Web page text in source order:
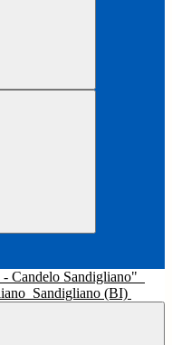
Sandigliano (BI)